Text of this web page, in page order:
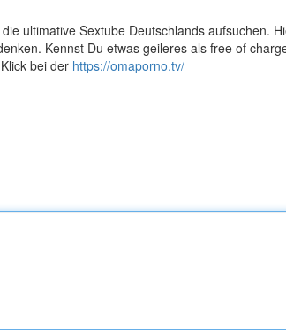
ultimative Sextube Deutschlands aufsuchen.
Kennst Du etwas geileres als free of
bei der https://omaporno.tv/